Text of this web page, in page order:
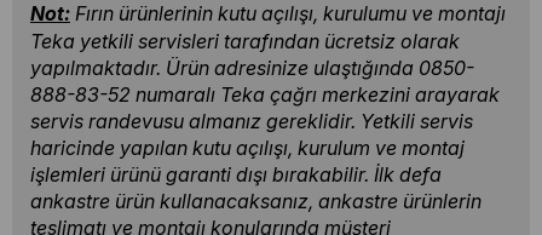
Not: Fırın ürünlerinin kutu açılışı, kurulumu ve montajı
Teka yetkili servisleri tarafından ücretsiz olarak
yapılmaktadır. Ürün adresinize ulaştığında 0850-
888-83-52 numaralı Teka çağrı merkezini arayarak
servis randevusu almanız gereklidir. Yetkili servis
haricinde yapılan kutu açılışı, kurulum ve montaj
işlemleri ürünü garanti dışı bırakabilir. İlk defa
ankastre ürün kullanacaksanız, ankastre ürünlerin
teslimatı ve montajı konularında müşteri